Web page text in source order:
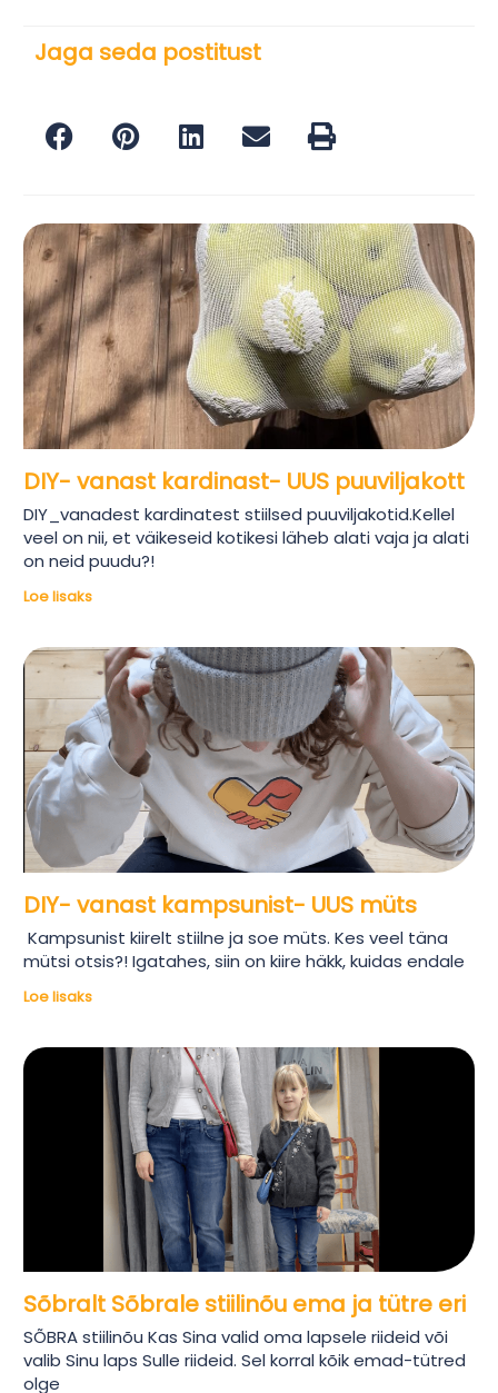
Jaga seda postitust
DIY- vanast kardinast- UUS puuviljakott
DIY_vanadest kardinatest stiilsed puuviljakotid.Kellel
veel on nii, et väikeseid kotikesi läheb alati vaja ja alati
on neid puudu?!
Loe lisaks
DIY- vanast kampsunist- UUS müts
Kampsunist kiirelt stiilne ja soe müts. Kes veel täna
mütsi otsis?! Igatahes, siin on kiire häkk, kuidas endale
Loe lisaks
Sõbralt Sõbrale stiilinõu ema ja tütre eri
SÕBRA stiilinõu Kas Sina valid oma lapsele riideid või
valib Sinu laps Sulle riideid. Sel korral kõik emad-tütred
olge